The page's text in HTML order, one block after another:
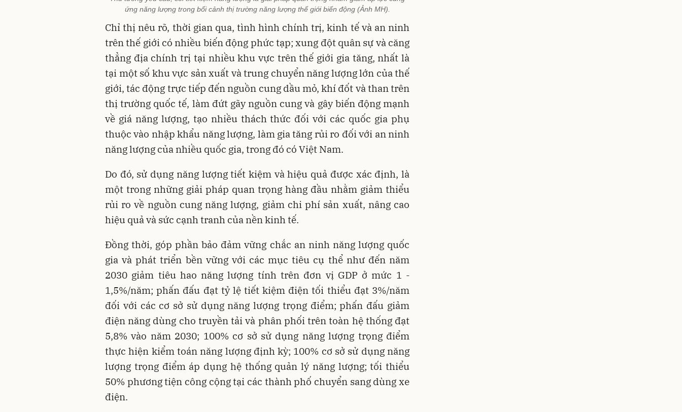
ứng năng lượng trong bối cảnh thị trường năng lượng thế giới biến động (Ảnh MH).
Chỉ thị nêu rõ, thời gian qua, tình hình chính trị, kinh tế và an ninh
trên thế giới có nhiều biến động phức tạp; xung đột quân sự và căng
thẳng địa chính trị tại nhiều khu vực trên thế giới gia tăng, nhất là
tại một số khu vực sản xuất và trung chuyển năng lượng lớn của thế
giới, tác động trực tiếp đến nguồn cung dầu mỏ, khí đốt và than trên
thị trường quốc tế, làm đứt gãy nguồn cung và gây biến động mạnh
về giá năng lượng, tạo nhiều thách thức đối với các quốc gia phụ
thuộc vào nhập khẩu năng lượng, làm gia tăng rủi ro đối với an ninh
năng lượng của nhiều quốc gia, trong đó có Việt Nam.
Do đó, sử dụng năng lượng tiết kiệm và hiệu quả được xác định, là
một trong những giải pháp quan trọng hàng đầu nhằm giảm thiểu
rủi ro về nguồn cung năng lượng, giảm chi phí sản xuất, nâng cao
hiệu quả và sức cạnh tranh của nền kinh tế.
Đồng thời, góp phần bảo đảm vững chắc an ninh năng lượng quốc
gia và phát triển bền vững với các mục tiêu cụ thể như đến năm
2030 giảm tiêu hao năng lượng tính trên đơn vị GDP ở mức 1 -
1,5%/năm; phấn đấu đạt tỷ lệ tiết kiệm điện tối thiểu đạt 3%/năm
đối với các cơ sở sử dụng năng lượng trọng điểm; phấn đấu giảm
điện năng dùng cho truyền tải và phân phối trên toàn hệ thống đạt
5,8% vào năm 2030; 100% cơ sở sử dụng năng lượng trọng điểm
thực hiện kiểm toán năng lượng định kỳ; 100% cơ sở sử dụng năng
lượng trọng điểm áp dụng hệ thống quản lý năng lượng; tối thiểu
50% phương tiện công cộng tại các thành phố chuyển sang dùng xe
điện.